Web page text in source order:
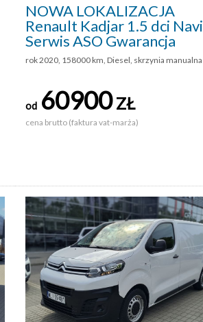
NOWA LOKALIZACJA
Renault Kadjar 1.5 dci Navi
Serwis ASO Gwarancja
rok 2020, 158000 km, Diesel, skrzynia manualna
od 60900ZŁ
cena brutto (faktura vat-marża)